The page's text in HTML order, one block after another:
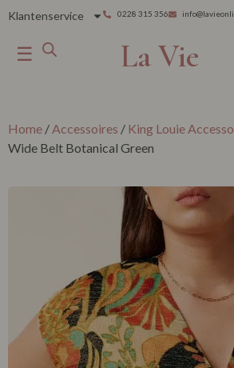
Klantenservice 0228 315 356
☰ La Vie
Home / Accessoires / King Louie
Wide Belt Botanical Green